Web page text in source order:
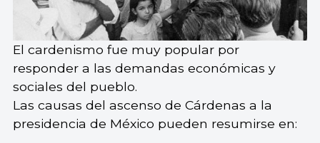
El cardenismo fue muy popular por
responder a las demandas económicas y
sociales del pueblo.
Las causas del ascenso de Cárdenas a la
presidencia de México pueden resumirse en: